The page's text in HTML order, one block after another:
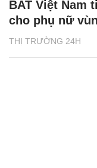
THỊ TRƯỜNG 24H
BAT Việt Nam
cho phụ nữ